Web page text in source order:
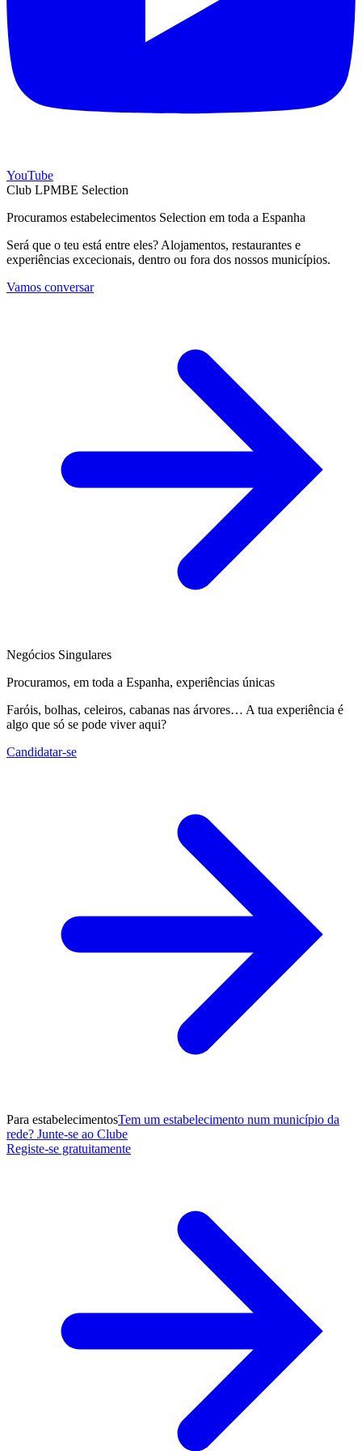
YouTube
Club LPMBE Selection
Procuramos estabelecimentos Selection em toda a Espanha
Será que o teu está entre eles? Alojamentos, restaurantes e
experiências excecionais, dentro ou fora dos nossos municípios.
Vamos conversar
Negócios Singulares
Procuramos, em toda a Espanha, experiências únicas
Faróis, bolhas, celeiros, cabanas nas árvores… A tua experiência é
algo que só se pode viver aqui?
Candidatar-se
Para estabelecimentosTem um estabelecimento num município da
rede? Junte-se ao Clube
Registe-se gratuitamente